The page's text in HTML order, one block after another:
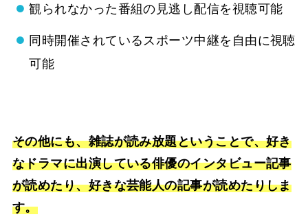
観られなかった番組の見逃し配信を視聴可能
同時開催されているスポーツ中継を自由に視聴
可能
その他にも、雑誌が読み放題ということで、好き
なドラマに出演している俳優のインタビュー記事
が読めたり、好きな芸能人の記事が読めたりしま
す。